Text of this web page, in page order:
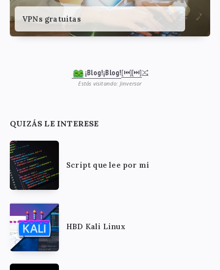
VPNs gratuitas
¡Blog!¡Blog![⏮︎][⏭︎]
Estás visitando: Jinversor
QUIZÁS LE INTERESE
Script que lee por mí
HBD Kali Linux